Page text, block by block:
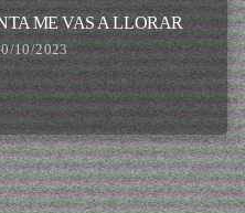
ME VAS A LLORAR
10/2023